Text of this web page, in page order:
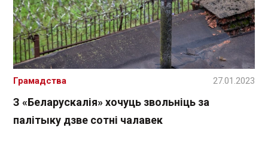
З «Беларускалія» хочуць звольніць за
палітыку дзве сотні чалавек
Грамадства 27.01.2023